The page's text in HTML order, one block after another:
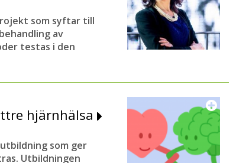
som syftar till
av
testas i den
hjärnhälsa
som ger
Utbildningen